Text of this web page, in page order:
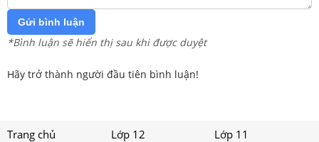
Gửi bình luận
*Bình luận sẽ hiển thị sau khi được duyệt
Hãy trở thành người đầu tiên bình luận!
Trang chủ Lớp 12
Lớp 11